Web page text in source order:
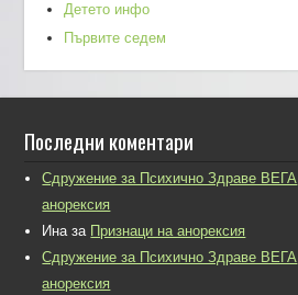
Детето инфо
Първите седем
Последни коментари
Сдружение за Психично Здраве ВЕГА
анорексия
Иназа Признаци на анорексия
Сдружение за Психично Здраве ВЕГА
анорексия